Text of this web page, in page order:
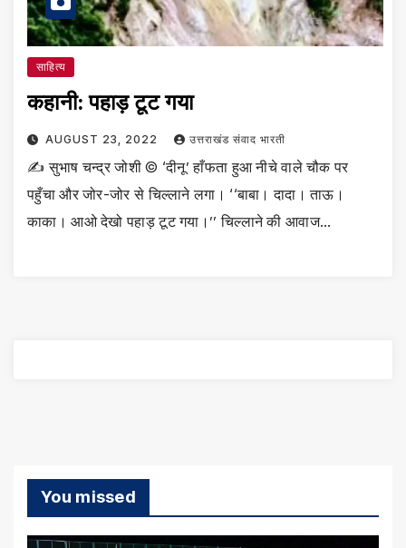
साहित्य
कहानी: पहाड़ टूट गया
AUGUST 23, 2022 उत्तराखंड संवाद भारती
✍️ सुभाष चन्द्र जोशी © ‘दीनू’ हाँफता हुआ नीचे वाले चौक पर
पहुँचा और जोर-जोर से चिल्लाने लगा। ‘‘बाबा। दादा। ताऊ।
काका। आओ देखो पहाड़ टूट गया।’’ चिल्लाने की आवाज…
You missed